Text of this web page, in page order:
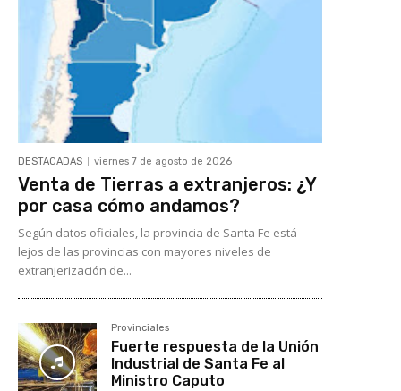
DESTACADAS viernes 7 de agosto de 2026
Venta de Tierras a extranjeros: ¿Y
por casa cómo andamos?
Según datos oficiales, la provincia de Santa Fe está
lejos de las provincias con mayores niveles de
extranjerización de...
Provinciales
Fuerte respuesta de la Unión
Industrial de Santa Fe al
Ministro Caputo